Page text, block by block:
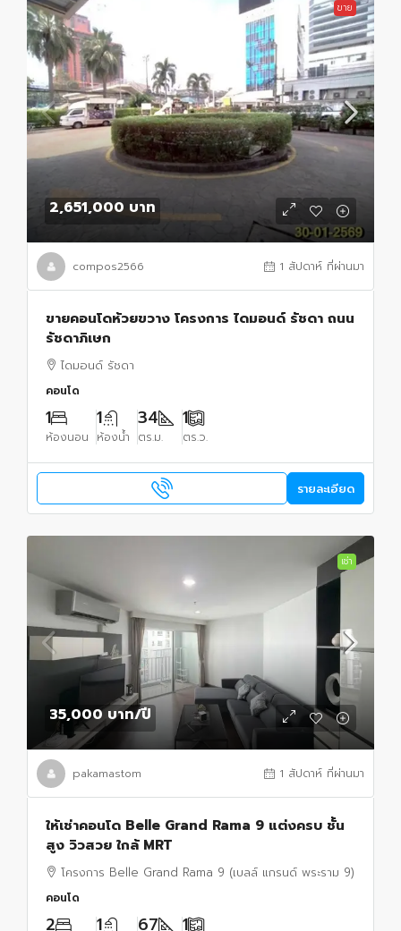
ขาย
2,651,000 บาท
compos2566 1 สัปดาห์ ที่ผ่านมา
ขายคอนโดห้วยขวาง โครงการ ไดมอนด์ รัชดา ถนน
รัชดาภิเษก
ไดมอนด์ รัชดา
คอนโด
1
ห้องนอน
1
ห้องน้ำ
34
ตร.ม.
1
ตร.ว.
รายละเอียด
เช่า
35,000 บาท/ปี
pakamastom 1 สัปดาห์ ที่ผ่านมา
ให้เช่าคอนโด Belle Grand Rama 9 แต่งครบ ชั้น
สูง วิวสวย ใกล้ MRT
โครงการ Belle Grand Rama 9 (เบลล์ แกรนด์ พระราม 9)
คอนโด
2 1 67 1